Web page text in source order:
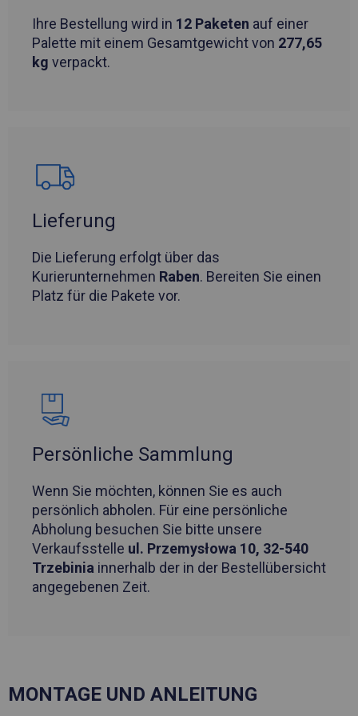
Ihre Bestellung wird in 12 Paketen auf einer
Palette mit einem Gesamtgewicht von 277,65
kg verpackt.
Lieferung
Die Lieferung erfolgt über das
Kurierunternehmen Raben. Bereiten Sie einen
Platz für die Pakete vor.
Persönliche Sammlung
Wenn Sie möchten, können Sie es auch
persönlich abholen. Für eine persönliche
Abholung besuchen Sie bitte unsere
Verkaufsstelle ul. Przemysłowa 10, 32-540
Trzebinia innerhalb der in der Bestellübersicht
angegebenen Zeit.
MONTAGE UND ANLEITUNG